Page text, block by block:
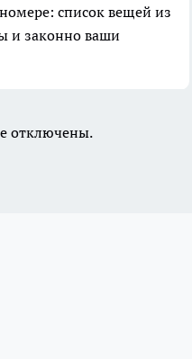
номере: список вещей из
и законно ваши
отключены.